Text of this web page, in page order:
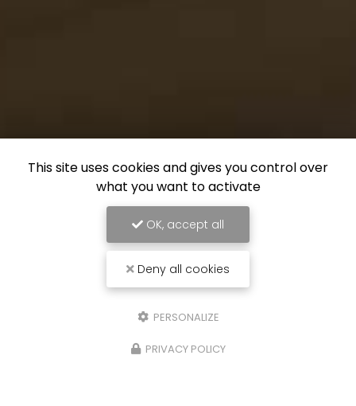
This site uses cookies and gives you control over
what you want to activate
OK, accept all
Deny all cookies
PERSONALIZE
PRIVACY POLICY